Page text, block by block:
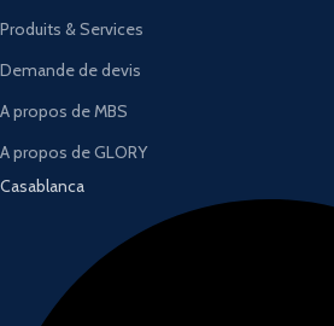
Produits & Services
Demande de devis
A propos de MBS
A propos de GLORY
Casablanca